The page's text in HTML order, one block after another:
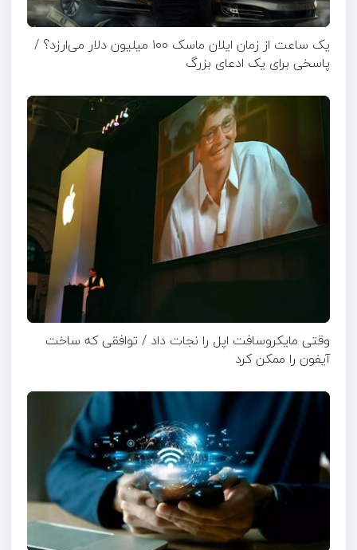
یک ساعت از زمان ایلان ماسک ۱۰۰ میلیون دلار می‌ارزد؟ /
پاسخی برای یک ادعای بزرگ
وقتی مایکروسافت اپل را نجات داد / توافقی که ساخت
آیفون را ممکن کرد